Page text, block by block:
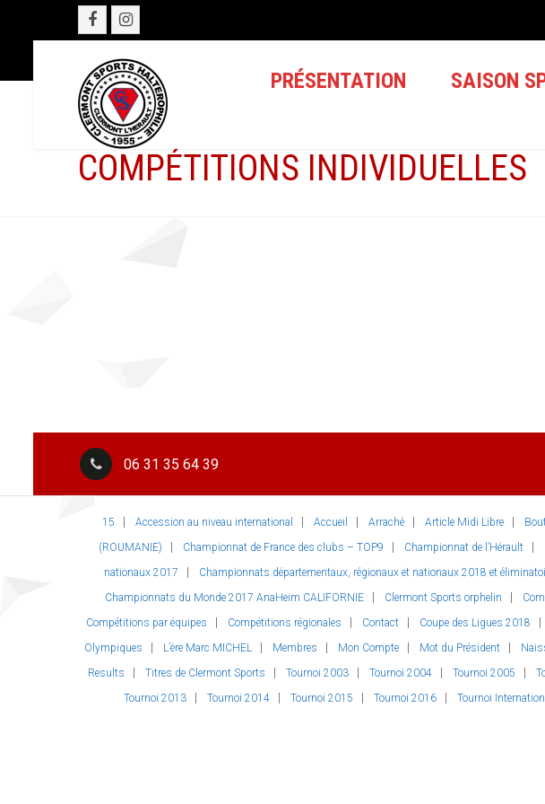
PRÉSENTATION SAISON
COMPÉTITIONS INDIVIDUELLES
06 31 35 64 39
15 Accession au niveau international Accueil Arraché Article Midi Libre
(ROUMANIE)
Championnat de France des clubs – TOP9 Championnat de l’Hérault
nationaux 2017
Championnats départementaux, régionaux et nationaux 2018 et
Championnats du Monde 2017 AnaHeim CALIFORNIE
Clermont Sports orphelin
Compétitions par équipes
Compétitions régionales Contact Coupe des Ligues 2018
Olympiques
L’ère Marc MICHEL Membres Mon Compte Mot du Président
Results
Titres de Clermont Sports Tournoi 2003 Tournoi 2004 Tournoi 2005
Tournoi 2013
Tournoi 2014 Tournoi 2015 Tournoi 2016 Tournoi